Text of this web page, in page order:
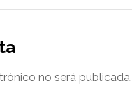
no será publicada.